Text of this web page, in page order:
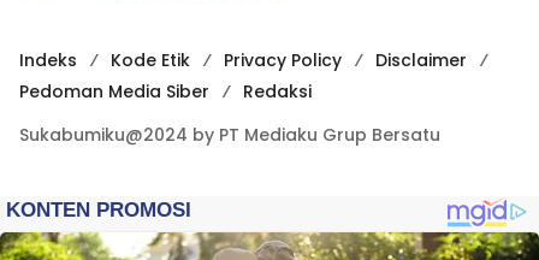
Indeks Kode Etik Privacy Policy
Disclaimer
Pedoman Media Siber
Redaksi
Sukabumiku@2024 by PT Mediaku Grup Bersatu